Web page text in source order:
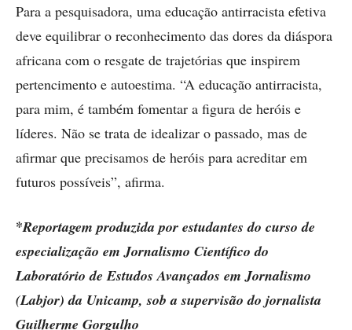
Para a pesquisadora, uma educação antirracista efetiva
deve equilibrar o reconhecimento das dores da diáspora
africana com o resgate de trajetórias que inspirem
pertencimento e autoestima. “A educação antirracista,
para mim, é também fomentar a figura de heróis e
líderes. Não se trata de idealizar o passado, mas de
afirmar que precisamos de heróis para acreditar em
futuros possíveis”, afirma.
*Reportagem produzida por estudantes do curso de
especialização em Jornalismo Científico do
Laboratório de Estudos Avançados em Jornalismo
(Labjor) da Unicamp, sob a supervisão do jornalista
Guilherme Gorgulho